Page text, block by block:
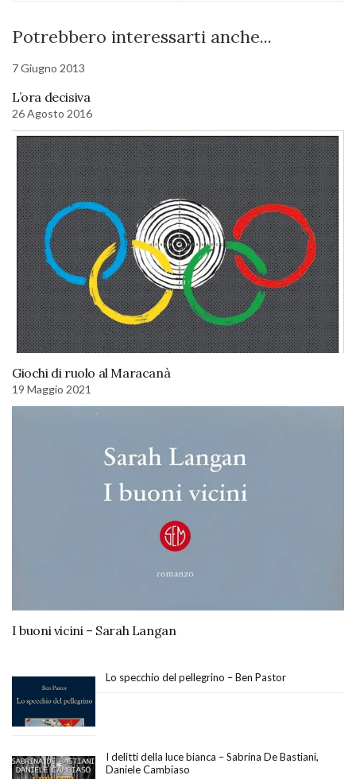
Potrebbero interessarti anche...
7 Giugno 2013
L’ora decisiva
26 Agosto 2016
Giochi di ruolo al Maracanà
19 Maggio 2021
I buoni vicini – Sarah Langan
Lo specchio del pellegrino – Ben Pastor
I delitti della luce bianca – Sabrina De Bastiani,
Daniele Cambiaso